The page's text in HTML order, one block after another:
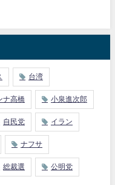
台湾
ナ高橋 小泉進次郎
自民党 イラン
ナフサ
総裁選 公明党